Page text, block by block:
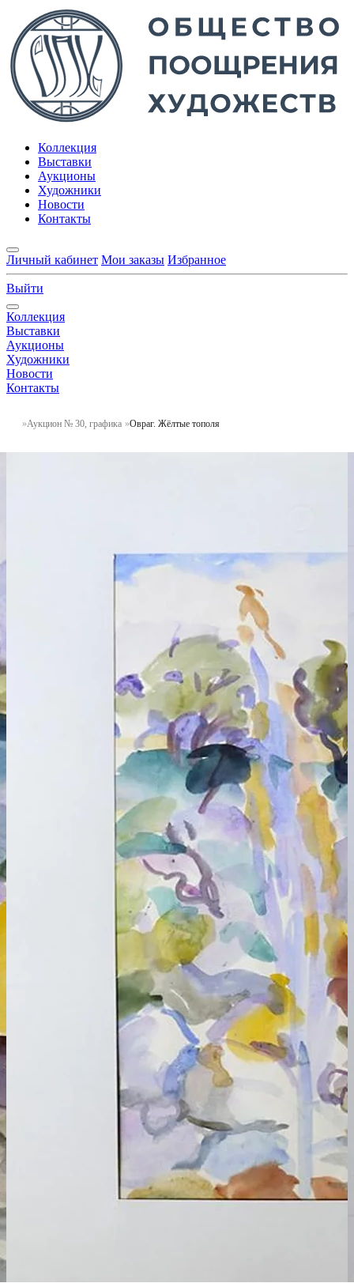
Коллекция
Выставки
Аукционы
Художники
Новости
Контакты
Личный кабинет Мои заказы Избранное
Выйти
Коллекция
Выставки
Аукционы
Художники
Новости
Контакты
Аукцион № 30, графика Овраг. Жёлтые тополя